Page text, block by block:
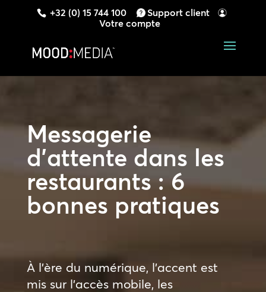
+32 (0) 15 744 100
Support client
Votre compte
Messagerie
d’attente dans les
restaurants : 6
bonnes pratiques
À l’ère du numérique, l’accent est
mis sur l’accès mobile, les